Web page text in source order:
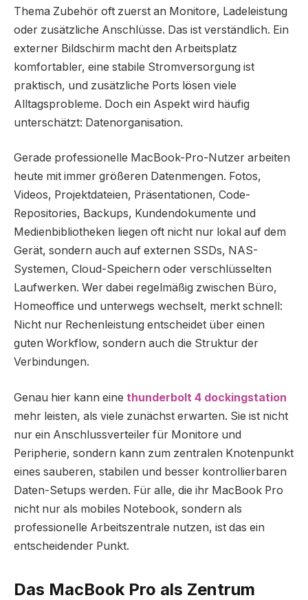
Thema Zubehör oft zuerst an Monitore, Ladeleistung
oder zusätzliche Anschlüsse. Das ist verständlich. Ein
externer Bildschirm macht den Arbeitsplatz
komfortabler, eine stabile Stromversorgung ist
praktisch, und zusätzliche Ports lösen viele
Alltagsprobleme. Doch ein Aspekt wird häufig
unterschätzt: Datenorganisation.
Gerade professionelle MacBook-Pro-Nutzer arbeiten
heute mit immer größeren Datenmengen. Fotos,
Videos, Projektdateien, Präsentationen, Code-
Repositories, Backups, Kundendokumente und
Medienbibliotheken liegen oft nicht nur lokal auf dem
Gerät, sondern auch auf externen SSDs, NAS-
Systemen, Cloud-Speichern oder verschlüsselten
Laufwerken. Wer dabei regelmäßig zwischen Büro,
Homeoffice und unterwegs wechselt, merkt schnell:
Nicht nur Rechenleistung entscheidet über einen
guten Workflow, sondern auch die Struktur der
Verbindungen.
Genau hier kann eine thunderbolt 4 dockingstation
mehr leisten, als viele zunächst erwarten. Sie ist nicht
nur ein Anschlussverteiler für Monitore und
Peripherie, sondern kann zum zentralen Knotenpunkt
eines sauberen, stabilen und besser kontrollierbaren
Daten-Setups werden. Für alle, die ihr MacBook Pro
nicht nur als mobiles Notebook, sondern als
professionelle Arbeitszentrale nutzen, ist das ein
entscheidender Punkt.
Das MacBook Pro als Zentrum